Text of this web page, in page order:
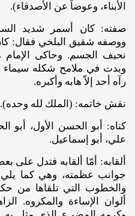
الأبناء، وعوضاً عن الأصدقاء).
صفته: كان أسمر شديد
ووصفه شقيق البلخي فقال:
نحيف الجسم. وحاكى الإمام
وبدت في ملامح شكله سيماء
رآه أحد إلاّ هابه وأكبره.
نقش خاتمه: (الملك لله وحده).
كناه: أبو الحسن الأول، أبو
علي، أبو إسماعيل.
ألقابه: أمّا ألقابه فتدل
جوانب عظمته، وهي كما يلي:
والخطوب التي تلقاها من
ألوان الإساءة والمكروه.